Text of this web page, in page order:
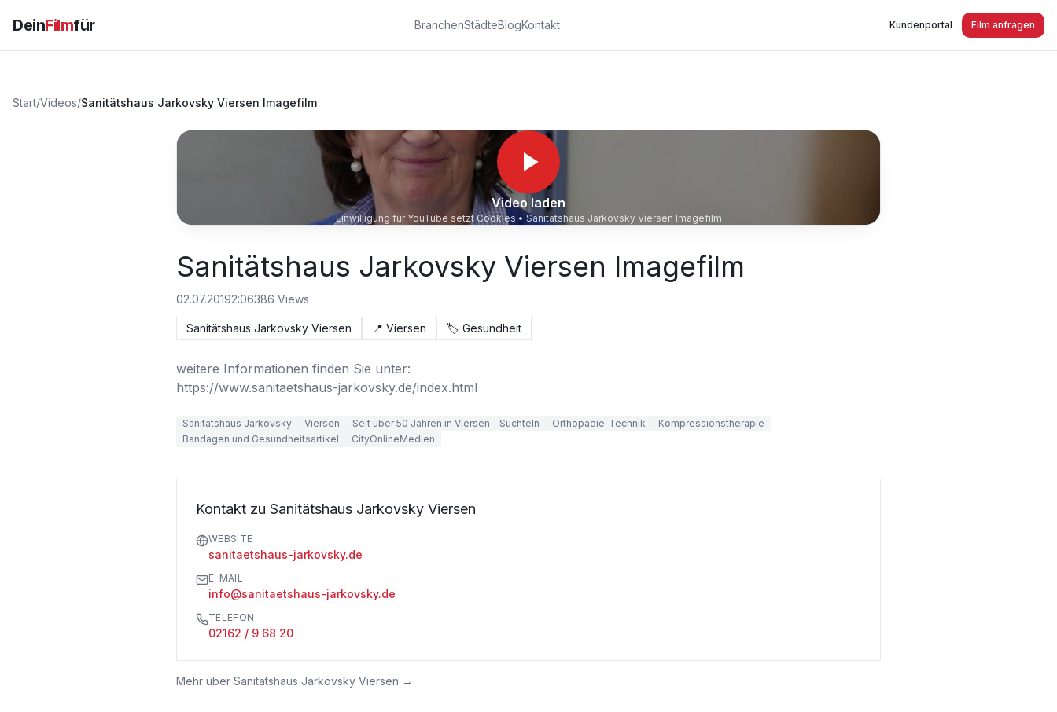
DeinFilmfür BranchenStädteBlogKontakt Kundenportal Film anfragen
Start/Videos/Sanitätshaus Jarkovsky Viersen Imagefilm
Video laden
Einwilligung für YouTube setzt Cookies • Sanitätshaus Jarkovsky Viersen Imagefilm
Sanitätshaus Jarkovsky Viersen Imagefilm
02.07.20192:06386 Views
Sanitätshaus Jarkovsky Viersen 📍 Viersen 🏷️ Gesundheit
weitere Informationen finden Sie unter:
https://www.sanitaetshaus-jarkovsky.de/index.html
Sanitätshaus Jarkovsky Viersen Seit über 50 Jahren in Viersen - Süchteln Orthopädie-Technik
Kompressionstherapie
Bandagen und Gesundheitsartikel
CityOnlineMedien
Kontakt zu Sanitätshaus Jarkovsky Viersen
WEBSITE
sanitaetshaus-jarkovsky.de
E-MAIL
info@sanitaetshaus-jarkovsky.de
TELEFON
02162 / 9 68 20
Mehr über Sanitätshaus Jarkovsky Viersen →